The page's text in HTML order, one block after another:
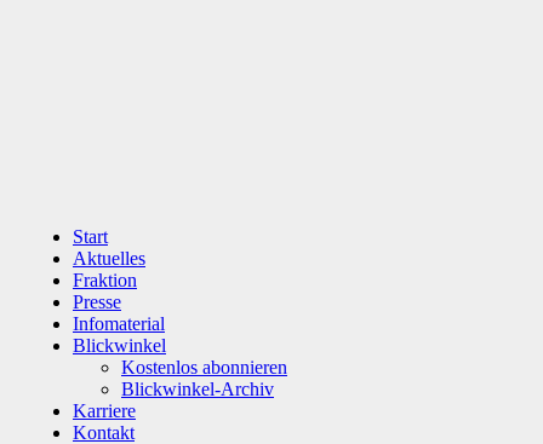
Start
Aktuelles
Fraktion
Presse
Infomaterial
Blickwinkel
Kostenlos abonnieren
Blickwinkel-Archiv
Karriere
Kontakt